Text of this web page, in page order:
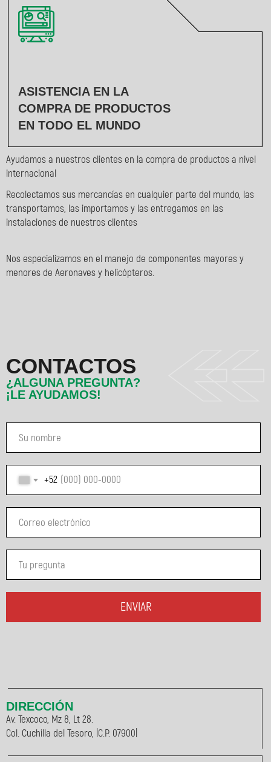
Ayudamos a nuestros clientes en la compra de productos a nivel
internacional
Recolectamos sus mercancías en cualquier parte del mundo, las
transportamos, las importamos y las entregamos en las
instalaciones de nuestros clientes
Nos especializamos en el manejo de componentes mayores y
menores de Aeronaves y helicópteros.
ASISTENCIA EN LA
COMPRA DE PRODUCTOS
EN TODO EL MUNDO
ENVIAR
¿ALGUNA PREGUNTA?
¡LE AYUDAMOS!
+52
CONTACTOS
Av. Texcoco, Mz 8, Lt 28.
Col. Cuchilla del Tesoro, |C.P. 07900|
DIRECCIÓN